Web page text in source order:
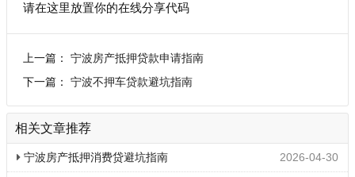
请在这里放置你的在线分享代码
上一篇： 宁波房产抵押贷款申请指南
下一篇： 宁波不押车贷款避坑指南
相关文章推荐
2026-04-30
宁波房产抵押消费贷避坑指南